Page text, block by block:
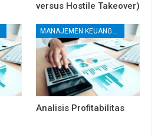
versus Hostile Takeover)
MANAJEMEN KEUANGAN
Analisis Profitabilitas